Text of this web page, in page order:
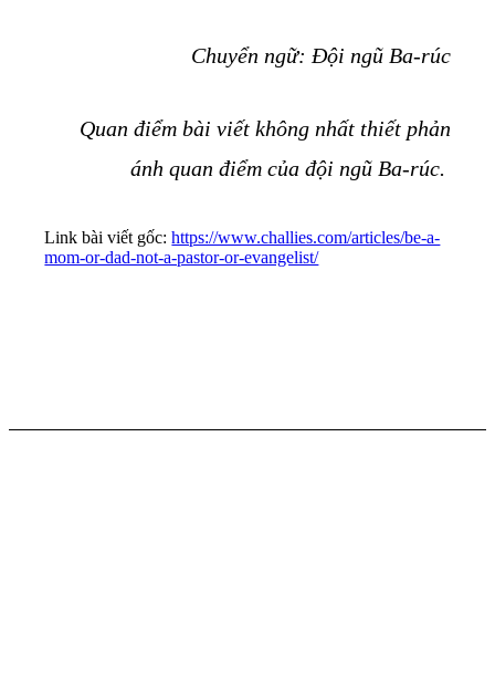
Chuyển ngữ: Đội ngũ Ba-rúc
Quan điểm bài viết không nhất thiết phản
ánh quan điểm của đội ngũ Ba-rúc.
Link bài viết gốc:https://www.challies.com/articles/be-a-
mom-or-dad-not-a-pastor-or-evangelist/